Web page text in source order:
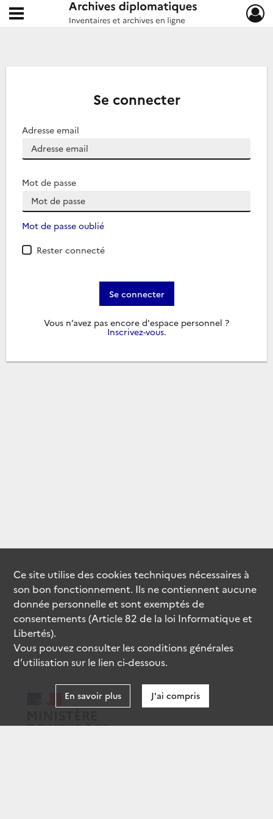
Archives diplomatiques
Ouvrir le menu déroulant
Se connecter
Adresse email
Mot de passe
Mot de passe oublié
Rester connecté
Se connecter
Vous n’avez pas encore d'espace personnel ?
Inscrivez-vous.
Ce site utilise descookiestechniques nécessaires à
son bon fonctionnement. Ils ne contiennent aucune
donnée personnelle et sont exemptés de
consentements (Article 82 de la loi Informatique et
Libertés).
Vous pouvez consulter les conditions générales
d’utilisation sur le lien ci-dessous.
En savoir plus J'ai compris